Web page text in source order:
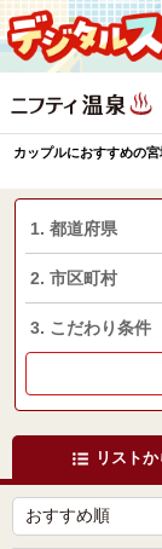
カップルにおすすめの
1. 都道府県
2. 市区町村
3. こだわり条件
リスト